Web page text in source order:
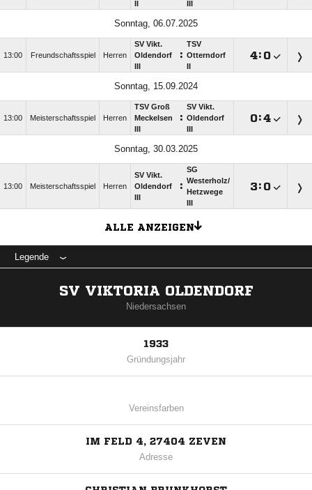
Sonntag, 06.07.2025
13:00 Freundschaftsspiel Herren
SV Vikt.
Oldendorf
:
TSV
Otterndorf
: 
Sonntag, 15.09.2024
13:00 Meisterschaftsspiel Herren
TSV Groß
Meckelsen
:
SV Vikt.
Oldendorf
:
Sonntag, 30.03.2025
13:00 Meisterschaftsspiel Herren
SV Vikt.
Oldendorf
:
SG
Westerholz/​
Hetzwege
: 
ALLE ANZEIGEN
Legende
SV VIKTORIA OLDENDORF
Niedersachsen
1933
Gründungsjahr
Vereinsfarben
IM FELD 4, 27404 ZEVEN
Adresse